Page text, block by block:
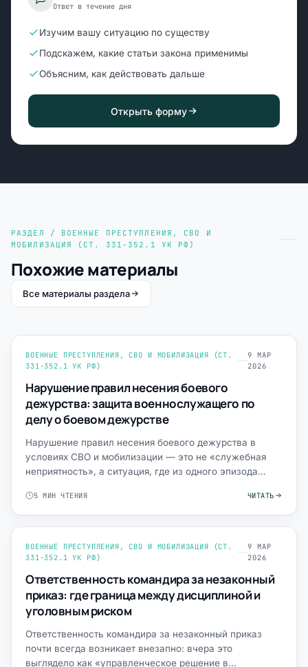
Ответ в течение дня
Изучим вашу ситуацию по существу
Подскажем, какие статьи закона применимы
Объясним, как действовать дальше
Открыть форму
РАЗДЕЛ / ВОЕННЫЕ ПРЕСТУПЛЕНИЯ, СВО И
МОБИЛИЗАЦИЯ (СТ. 331-352.1 УК РФ)
Похожие материалы
Все материалы раздела
ВОЕННЫЕ ПРЕСТУПЛЕНИЯ, СВО И МОБИЛИЗАЦИЯ (СТ.
331-352.1 УК РФ)
9 МАР
2026
Нарушение правил несения боевого
дежурства: защита военнослужащего по
делу о боевом дежурстве
Нарушение правил несения боевого дежурства в
условиях СВО и мобилизации — это не «служебная
неприятность», а ситуация, где из одного эпизода
5 МИН ЧТЕНИЯ ЧИТАТЬ
ВОЕННЫЕ ПРЕСТУПЛЕНИЯ, СВО И МОБИЛИЗАЦИЯ (СТ.
331-352.1 УК РФ)
9 МАР
2026
Ответственность командира за незаконный
приказ: где граница между дисциплиной и
уголовным риском
Ответственность командира за незаконный приказ
почти всегда возникает внезапно: вчера это
выглядело как «управленческое решение в